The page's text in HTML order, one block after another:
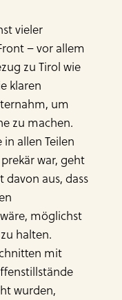
vieler
– vor allem
zu Tirol wie
klaren
um
zu machen.
allen Teilen
war, geht
davon aus, dass
möglichst
halten.
mit
wurden,